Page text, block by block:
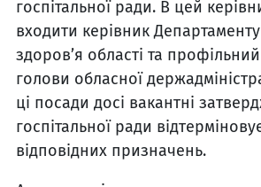
госпітальної ради. В цей
входити керівник
здоров’я області та
голови обласної
ці посади досі вакантні
госпітальної ради
відповідних призначень.